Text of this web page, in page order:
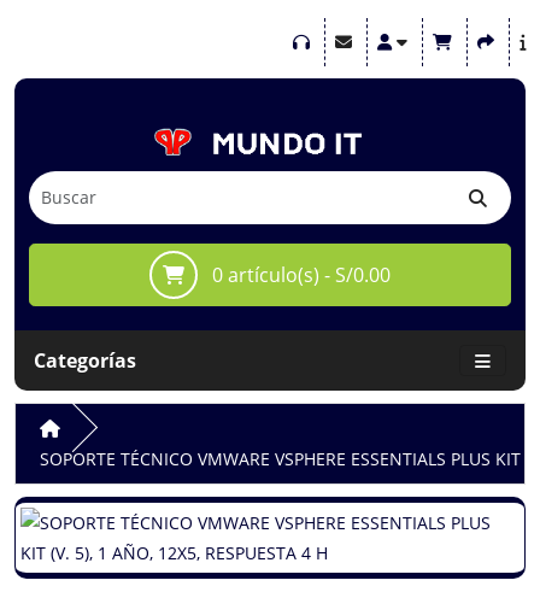
0 artículo(s) - S/0.00
Categorías
SOPORTE TÉCNICO VMWARE VSPHERE ESSENTIALS PLUS KIT